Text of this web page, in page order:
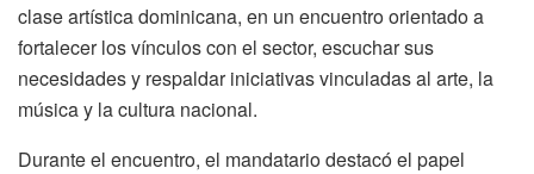
clase artística dominicana, en un encuentro orientado a
fortalecer los vínculos con el sector, escuchar sus
necesidades y respaldar iniciativas vinculadas al arte, la
música y la cultura nacional.
Durante el encuentro, el mandatario destacó el papel